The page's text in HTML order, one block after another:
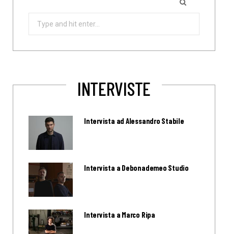
INTERVISTE
Intervista ad Alessandro Stabile
Intervista a Debonademeo Studio
Intervista a Marco Ripa